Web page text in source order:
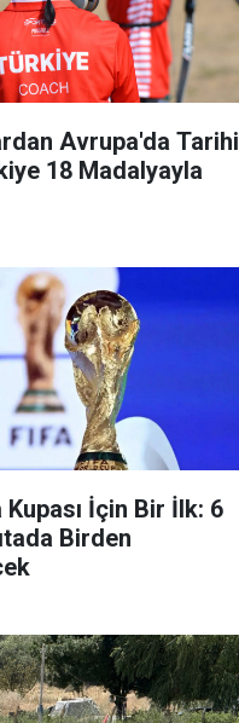
Avrupa'da Tarihi
18 Madalyayla
Kupası İçin Bir İlk: 6
Birden